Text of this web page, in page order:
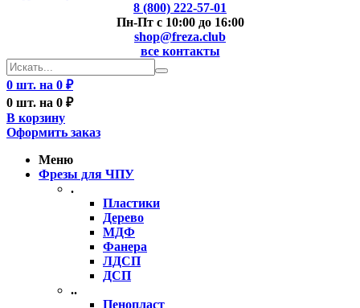
8 (800) 222-57-01
Пн-Пт с 10:00 до 16:00
shop@freza.club
все контакты
0 шт. на 0 ₽
0 шт. на 0 ₽
В корзину
Оформить заказ
Меню
Фрезы для ЧПУ
.
Пластики
Дерево
МДФ
Фанера
ЛДСП
ДСП
..
Пенопласт